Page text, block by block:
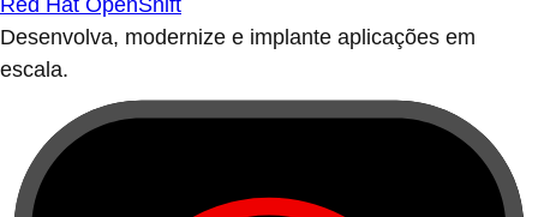
Red Hat OpenShift
Desenvolva, modernize e implante aplicações em
escala.